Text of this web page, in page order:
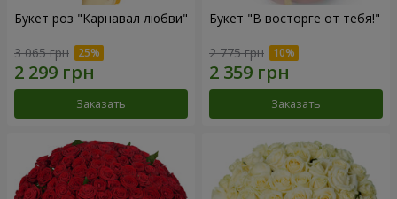
Букет роз "Карнавал любви"
3 065 грн
Заказать
Букет "В восторге от тебя!"
2 775 грн
Заказать